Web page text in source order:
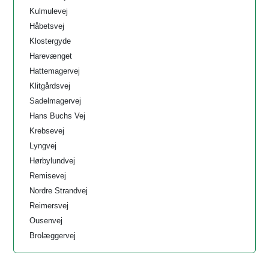
Kulmulevej
Håbetsvej
Klostergyde
Harevænget
Hattemagervej
Klitgårdsvej
Sadelmagervej
Hans Buchs Vej
Krebsevej
Lyngvej
Hørbylundvej
Remisevej
Nordre Strandvej
Reimersvej
Ousenvej
Brolæggervej